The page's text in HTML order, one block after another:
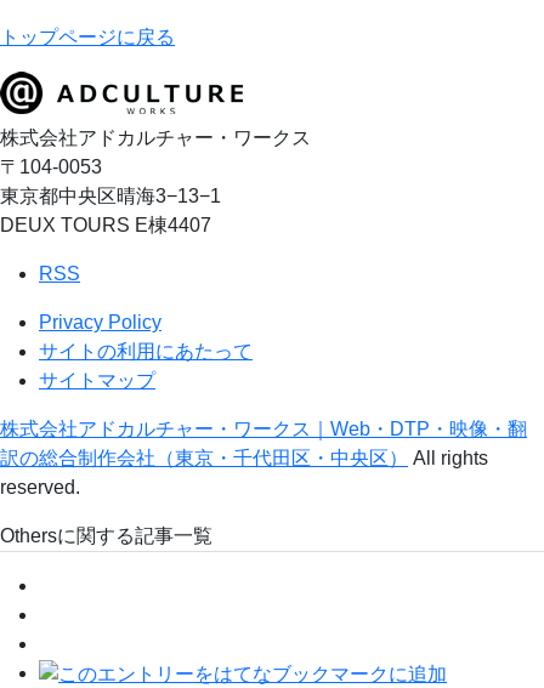
トップページに戻る
株式会社アドカルチャー・ワークス
〒104-0053
東京都中央区晴海3−13−1
DEUX TOURS E棟4407
RSS
Privacy Policy
サイトの利用にあたって
サイトマップ
株式会社アドカルチャー・ワークス｜Web・DTP・映像・翻
訳の総合制作会社（東京・千代田区・中央区）
All rights
reserved.
Othersに関する記事一覧